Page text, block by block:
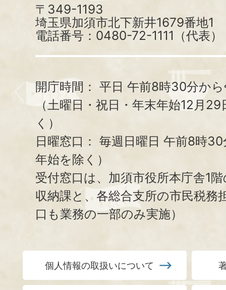
〒349-1193
埼玉県加須市北下新井1679番地1
電話番号：0480-72-1111（代表）
開庁時間： 平日 午前8時30分か
（土曜日・祝日・年末年始12月
く）
日曜窓口： 毎週日曜日 午前8時
年始を除く）
受付窓口は、加須市役所本庁舎1
収納課と、 各総合支所の市民税務
口も業務の一部のみ実施）
個人情報の取扱いについて